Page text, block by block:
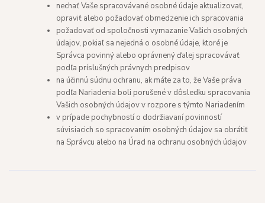
nechať Vaše spracovávané osobné údaje aktualizovať,
opraviť alebo požadovať obmedzenie ich spracovania
požadovať od spoločnosti vymazanie Vašich osobných
údajov, pokiaľ sa nejedná o osobné údaje, ktoré je
Správca povinný alebo oprávnený ďalej spracovávať
podľa príslušných právnych predpisov
na účinnú súdnu ochranu, ak máte za to, že Vaše práva
podľa Nariadenia boli porušené v dôsledku spracovania
Vašich osobných údajov v rozpore s týmto Nariadením
v prípade pochybností o dodržiavaní povinností
súvisiacich so spracovaním osobných údajov sa obrátiť
na Správcu alebo na Úrad na ochranu osobných údajov